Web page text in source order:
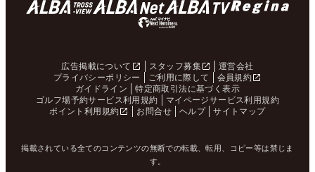
広告掲載について スタッフ募集
運営会社
プライバシーポリシー
ご利用に際して
会員規約
ガイドライン
特定商取引法に基づく表示
ゴルフ場予約サービス利用規約
マイページサービス利用規約
ポイント利用規約
お問合せ ヘルプ サイトマップ
掲載されている全てのコンテンツの無断での転載、転用、コピー等は禁じま
す。